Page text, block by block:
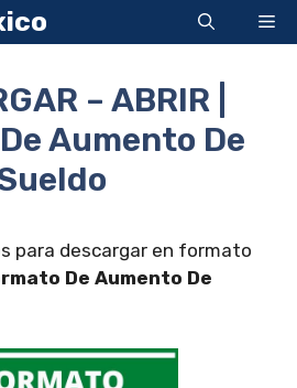
– ABRIR |
Aumento De
para descargar en formato
De Aumento De